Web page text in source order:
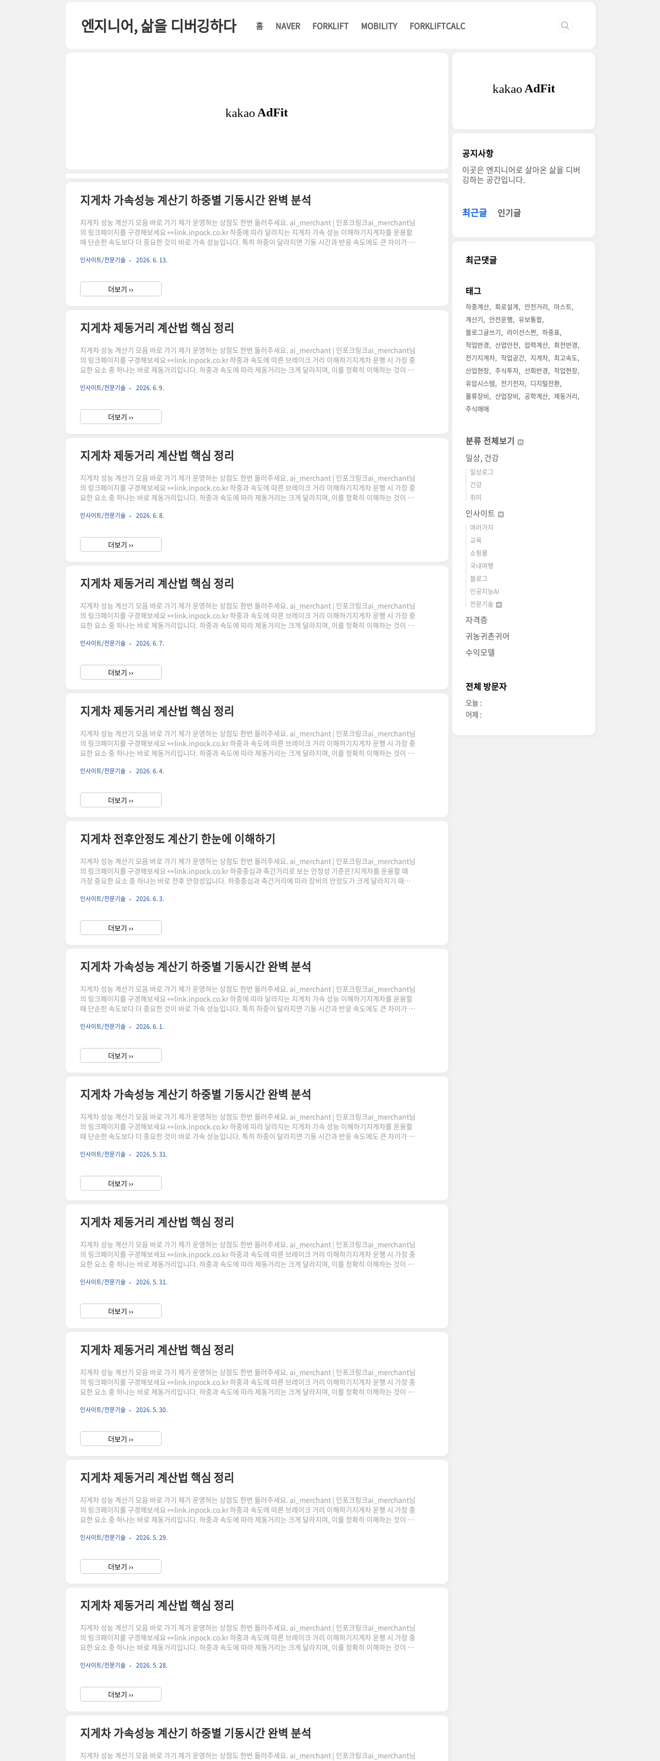
엔지니어, 삶을 디버깅하다 홈 NAVER FORKLIFT MOBILITY FORKLIFTCALC
지게차 가속성능 계산기 하중별 기동시간 완벽 분석
지게차 성능 계산기 모음 바로 가기 제가 운영하는 상점도 한번 들러주세요. ai_merchant | 인포크링크ai_merchant님
의 링크페이지를 구경해보세요 👀link.inpock.co.kr 하중에 따라 달라지는 지게차 가속 성능 이해하기지게차를 운용할
때 단순한 속도보다 더 중요한 것이 바로 가속 성능입니다. 특히 하중이 달라지면 기동 시간과 반응 속도에도 큰 차이가 발
게 안내드립니다.지게차 가속성능이 중요한 이유쿠팡링크 클릭하시어, 주문하시면 저에게 많은 도움이 됩니다. 감사합니
인사이트/전문기술 2026. 6. 13.
더보기 ››
지게차 제동거리 계산법 핵심 정리
지게차 성능 계산기 모음 바로 가기 제가 운영하는 상점도 한번 들러주세요. ai_merchant | 인포크링크ai_merchant님
의 링크페이지를 구경해보세요 👀link.inpock.co.kr 하중과 속도에 따른 브레이크 거리 이해하기지게차 운행 시 가장 중
요한 요소 중 하나는 바로 제동거리입니다. 하중과 속도에 따라 제동거리는 크게 달라지며, 이를 정확히 이해하는 것이 안
드립니다.지게차 제동거리란 무엇인가지게차 제동거리는 브레이크를 작동한 순간부터 완전히 정지할 때까지 이동하는
인사이트/전문기술 2026. 6. 9.
더보기 ››
지게차 제동거리 계산법 핵심 정리
지게차 성능 계산기 모음 바로 가기 제가 운영하는 상점도 한번 들러주세요. ai_merchant | 인포크링크ai_merchant님
의 링크페이지를 구경해보세요 👀link.inpock.co.kr 하중과 속도에 따른 브레이크 거리 이해하기지게차 운행 시 가장 중
요한 요소 중 하나는 바로 제동거리입니다. 하중과 속도에 따라 제동거리는 크게 달라지며, 이를 정확히 이해하는 것이 안
드립니다.지게차 제동거리란 무엇인가지게차 제동거리는 브레이크를 작동한 순간부터 완전히 정지할 때까지 이동하는
인사이트/전문기술 2026. 6. 8.
더보기 ››
지게차 제동거리 계산법 핵심 정리
지게차 성능 계산기 모음 바로 가기 제가 운영하는 상점도 한번 들러주세요. ai_merchant | 인포크링크ai_merchant님
의 링크페이지를 구경해보세요 👀link.inpock.co.kr 하중과 속도에 따른 브레이크 거리 이해하기지게차 운행 시 가장 중
요한 요소 중 하나는 바로 제동거리입니다. 하중과 속도에 따라 제동거리는 크게 달라지며, 이를 정확히 이해하는 것이 안
드립니다.지게차 제동거리란 무엇인가지게차 제동거리는 브레이크를 작동한 순간부터 완전히 정지할 때까지 이동하는
인사이트/전문기술 2026. 6. 7.
더보기 ››
지게차 제동거리 계산법 핵심 정리
지게차 성능 계산기 모음 바로 가기 제가 운영하는 상점도 한번 들러주세요. ai_merchant | 인포크링크ai_merchant님
의 링크페이지를 구경해보세요 👀link.inpock.co.kr 하중과 속도에 따른 브레이크 거리 이해하기지게차 운행 시 가장 중
요한 요소 중 하나는 바로 제동거리입니다. 하중과 속도에 따라 제동거리는 크게 달라지며, 이를 정확히 이해하는 것이 안
드립니다.지게차 제동거리란 무엇인가지게차 제동거리는 브레이크를 작동한 순간부터 완전히 정지할 때까지 이동하는
인사이트/전문기술 2026. 6. 4.
더보기 ››
지게차 전후안정도 계산기 한눈에 이해하기
지게차 성능 계산기 모음 바로 가기 제가 운영하는 상점도 한번 들러주세요. ai_merchant | 인포크링크ai_merchant님
의 링크페이지를 구경해보세요 👀link.inpock.co.kr 하중중심과 축간거리로 보는 안정성 기준은?지게차를 운용할 때
가장 중요한 요소 중 하나는 바로 전후 안정성입니다. 하중중심과 축간거리에 따라 장비의 안정도가 크게 달라지기 때문
해드립니다.전후안정도란 무엇인가요지게차는 단순히 무거운 물건을 드는 장비가 아닙니다.하중이 앞으로 쏠리면 전복
인사이트/전문기술 2026. 6. 3.
더보기 ››
지게차 가속성능 계산기 하중별 기동시간 완벽 분석
지게차 성능 계산기 모음 바로 가기 제가 운영하는 상점도 한번 들러주세요. ai_merchant | 인포크링크ai_merchant님
의 링크페이지를 구경해보세요 👀link.inpock.co.kr 하중에 따라 달라지는 지게차 가속 성능 이해하기지게차를 운용할
때 단순한 속도보다 더 중요한 것이 바로 가속 성능입니다. 특히 하중이 달라지면 기동 시간과 반응 속도에도 큰 차이가 발
게 안내드립니다.지게차 가속성능이 중요한 이유쿠팡링크 클릭하시어, 주문하시면 저에게 많은 도움이 됩니다. 감사합니
인사이트/전문기술 2026. 6. 1.
더보기 ››
지게차 가속성능 계산기 하중별 기동시간 완벽 분석
지게차 성능 계산기 모음 바로 가기 제가 운영하는 상점도 한번 들러주세요. ai_merchant | 인포크링크ai_merchant님
의 링크페이지를 구경해보세요 👀link.inpock.co.kr 하중에 따라 달라지는 지게차 가속 성능 이해하기지게차를 운용할
때 단순한 속도보다 더 중요한 것이 바로 가속 성능입니다. 특히 하중이 달라지면 기동 시간과 반응 속도에도 큰 차이가 발
게 안내드립니다.지게차 가속성능이 중요한 이유쿠팡링크 클릭하시어, 주문하시면 저에게 많은 도움이 됩니다. 감사합니
인사이트/전문기술 2026. 5. 31.
더보기 ››
지게차 제동거리 계산법 핵심 정리
지게차 성능 계산기 모음 바로 가기 제가 운영하는 상점도 한번 들러주세요. ai_merchant | 인포크링크ai_merchant님
의 링크페이지를 구경해보세요 👀link.inpock.co.kr 하중과 속도에 따른 브레이크 거리 이해하기지게차 운행 시 가장 중
요한 요소 중 하나는 바로 제동거리입니다. 하중과 속도에 따라 제동거리는 크게 달라지며, 이를 정확히 이해하는 것이 안
드립니다.지게차 제동거리란 무엇인가지게차 제동거리는 브레이크를 작동한 순간부터 완전히 정지할 때까지 이동하는
인사이트/전문기술 2026. 5. 31.
더보기 ››
지게차 제동거리 계산법 핵심 정리
지게차 성능 계산기 모음 바로 가기 제가 운영하는 상점도 한번 들러주세요. ai_merchant | 인포크링크ai_merchant님
의 링크페이지를 구경해보세요 👀link.inpock.co.kr 하중과 속도에 따른 브레이크 거리 이해하기지게차 운행 시 가장 중
요한 요소 중 하나는 바로 제동거리입니다. 하중과 속도에 따라 제동거리는 크게 달라지며, 이를 정확히 이해하는 것이 안
드립니다.지게차 제동거리란 무엇인가지게차 제동거리는 브레이크를 작동한 순간부터 완전히 정지할 때까지 이동하는
인사이트/전문기술 2026. 5. 30.
더보기 ››
지게차 제동거리 계산법 핵심 정리
지게차 성능 계산기 모음 바로 가기 제가 운영하는 상점도 한번 들러주세요. ai_merchant | 인포크링크ai_merchant님
의 링크페이지를 구경해보세요 👀link.inpock.co.kr 하중과 속도에 따른 브레이크 거리 이해하기지게차 운행 시 가장 중
요한 요소 중 하나는 바로 제동거리입니다. 하중과 속도에 따라 제동거리는 크게 달라지며, 이를 정확히 이해하는 것이 안
드립니다.지게차 제동거리란 무엇인가지게차 제동거리는 브레이크를 작동한 순간부터 완전히 정지할 때까지 이동하는
인사이트/전문기술 2026. 5. 29.
더보기 ››
지게차 제동거리 계산법 핵심 정리
지게차 성능 계산기 모음 바로 가기 제가 운영하는 상점도 한번 들러주세요. ai_merchant | 인포크링크ai_merchant님
의 링크페이지를 구경해보세요 👀link.inpock.co.kr 하중과 속도에 따른 브레이크 거리 이해하기지게차 운행 시 가장 중
요한 요소 중 하나는 바로 제동거리입니다. 하중과 속도에 따라 제동거리는 크게 달라지며, 이를 정확히 이해하는 것이 안
드립니다.지게차 제동거리란 무엇인가지게차 제동거리는 브레이크를 작동한 순간부터 완전히 정지할 때까지 이동하는
인사이트/전문기술 2026. 5. 28.
더보기 ››
지게차 가속성능 계산기 하중별 기동시간 완벽 분석
지게차 성능 계산기 모음 바로 가기 제가 운영하는 상점도 한번 들러주세요. ai_merchant | 인포크링크ai_merchant님
공지사항
이곳은 엔지니어로 살아온 삶을 디버
깅하는 공간입니다.
최근글 인기글
최근댓글
태그
하중계산 회로설계 안전거리
마스트
계산기
안전운행
유보통합
블로그글쓰기
라이선스쩐
하중표
작업반경
산업안전 압력계산
회전반경
전기지게차
작업공간 지게차
최고속도
산업현장
주식투자 선회반경
작업현장
유압시스템
전기전자
디지털전환
물류장비
산업장비 공학계산
제동거리
주식매매
분류 전체보기
일상, 건강
일상로그
건강
취미
인사이트
여러가지
교육
쇼핑몰
국내여행
블로그
인공지능AI
전문기술
자격증
귀농귀촌귀어
수익모델
전체 방문자
오늘 :
어제 :